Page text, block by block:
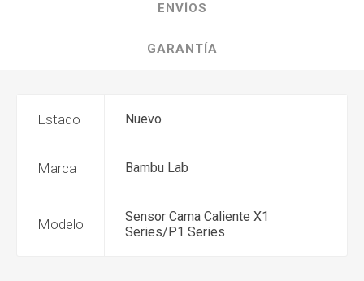
ENVÍOS
GARANTÍA
Estado Nuevo
Marca Bambu Lab
Modelo
Sensor Cama Caliente X1
Series/P1 Series